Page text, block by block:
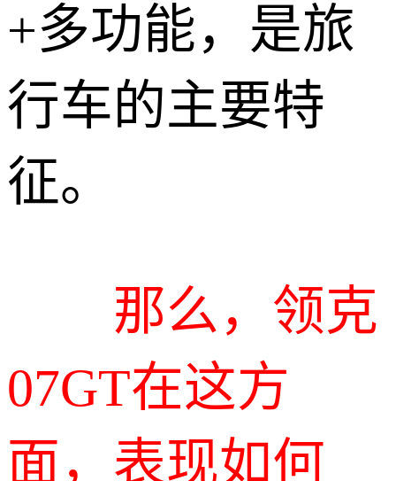
+多功能，是旅
行车的主要特
征。
那么，领克
07GT在这方
面，表现如何